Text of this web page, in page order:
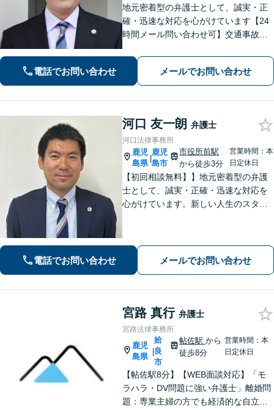
地元密着型の弁護士として、誠実・正
確・迅速な対応を心がけています【24
時間メール問い合わせ可】交通事故／
幅広く対応。新しい人生のスタートを
切るお手伝いをします【市電水族館口
駅2分】【完全個室】
電話でお問い合わせ メールでお問い合わせ
河口 友一朗 弁護士
河口法律事務所
鹿児
島県
|
鹿児
島市
市役所前駅
から徒歩3分
営業時間：本
日定休日
【初回相談無料】】地元密着型の弁護
士として、誠実・正確・迅速な対応を
心がけています。新しい人生のスター
可】豊富な実践経験を活かし、スピー
ド解決を目指します。
電話でお問い合わせ メールでお問い合わせ
宮路 真行 弁護士
宮路法律事務所
鹿児
島県
|
姶
良
市
帖佐駅 から
徒歩8分
営業時間：本
日定休日
【帖佐駅8分】【WEB面談対応】「モ
ラハラ・DV問題に強い弁護士」離婚問
題：専業主婦の方でも経済的な自立に